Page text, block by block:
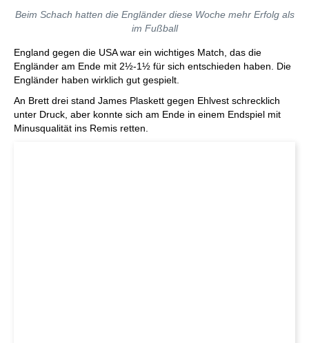
Beim Schach hatten die Engländer diese Woche mehr Erfolg als
im Fußball
England gegen die USA war ein wichtiges Match, das die
Engländer am Ende mit 2½-1½ für sich entschieden haben. Die
Engländer haben wirklich gut gespielt.
An Brett drei stand James Plaskett gegen Ehlvest schrecklich
unter Druck, aber konnte sich am Ende in einem Endspiel mit
Minusqualität ins Remis retten.